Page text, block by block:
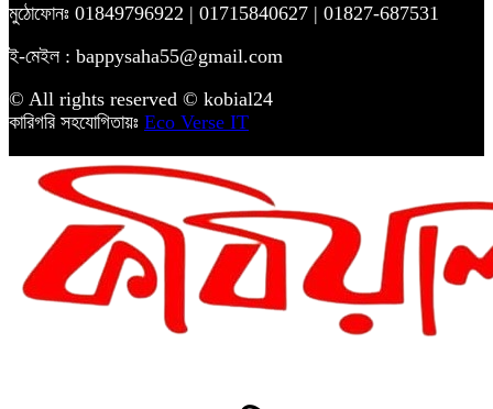
মুঠোফোনঃ 01849796922 | 01715840627 | 01827-687531
ই-মেইল : bappysaha55@gmail.com
© All rights reserved © kobial24
কারিগরি সহযোগিতায়ঃ Eco Verse IT